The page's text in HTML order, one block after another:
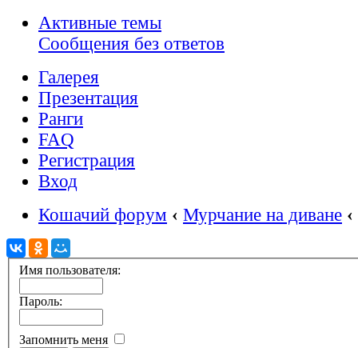
Активные темы
Сообщения без ответов
Галерея
Презентация
Ранги
FAQ
Регистрация
Вход
Кошачий форум ‹ Мурчание на диване ‹
Имя пользователя:
Пароль:
Запомнить меня